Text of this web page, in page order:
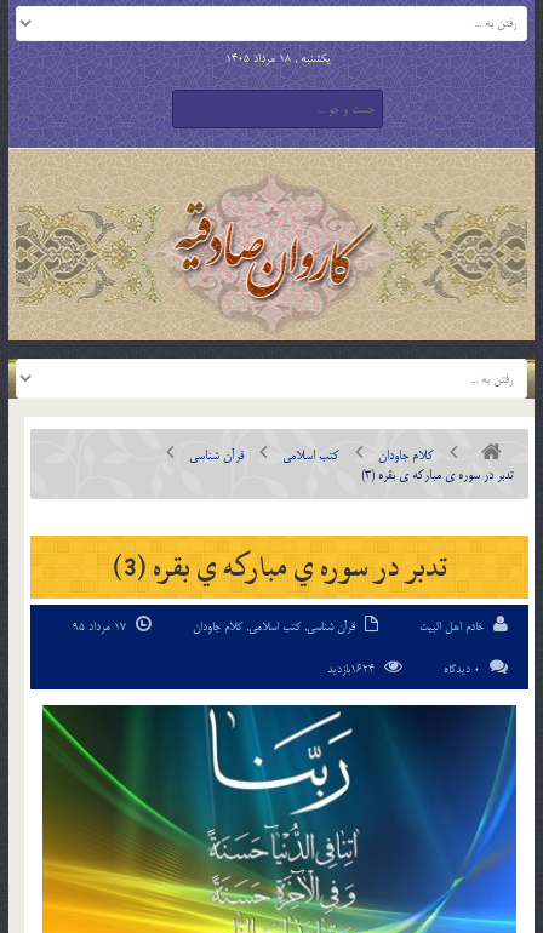
یکشنبه , 18 مرداد 1405
کلام جاودان کتب اسلامی
قرآن شناسی
تدبر در سوره ي مبارکه ي بقره (3)
تدبر در سوره ي مبارکه ي بقره (3)
خادم اهل البیت قرآن شناسی,کتب اسلامی,کلام جاودان
0 دیدگاه